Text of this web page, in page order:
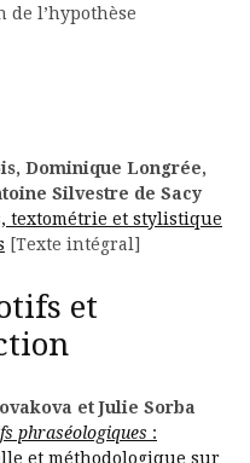
de l’hypothèse
Dominique Longrée,
Silvestre de Sacy
textométrie et stylistique
[Texte intégral]
et
et Julie Sorba
phraséologiques :
et méthodologique sur